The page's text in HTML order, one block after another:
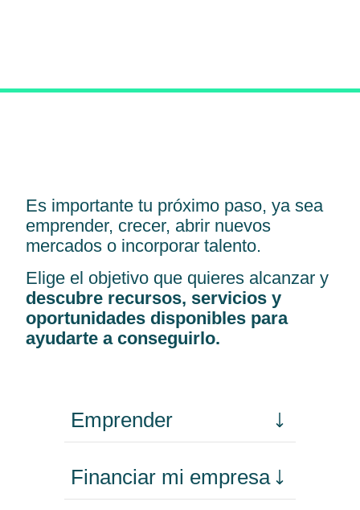
Es importante tu próximo paso, ya sea
emprender, crecer, abrir nuevos
mercados o incorporar talento.
Elige el objetivo que quieres alcanzar y
descubre recursos, servicios y
oportunidades disponibles para
ayudarte a conseguirlo.
Emprender
Financiar mi empresa